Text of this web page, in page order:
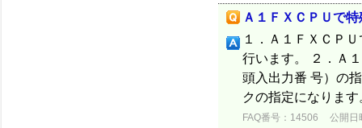
Ａ１ＦＸＣＰＵで
１．Ａ１ＦＸＣＰ
行います。 ２．Ａ
頭入出力番 号）の
クの指定になりま
FAQ番号：14506 公開日